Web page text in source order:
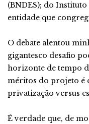
(BNDES); do
entidade que
O debate alentou
gigantesco desafio
horizonte de tempo
méritos do projeto é
privatização versus
É verdade que, de